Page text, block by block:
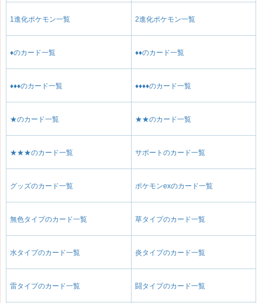
1進化ポケモン一覧 2進化ポケモン一覧
♦のカード一覧 ♦♦のカード一覧
♦♦♦のカード一覧 ♦♦♦♦のカード一覧
★のカード一覧 ★★のカード一覧
★★★のカード一覧 サポートのカード一覧
グッズのカード一覧 ポケモンexのカード一覧
無色タイプのカード一覧 草タイプのカード一覧
水タイプのカード一覧 炎タイプのカード一覧
雷タイプのカード一覧 闘タイプのカード一覧